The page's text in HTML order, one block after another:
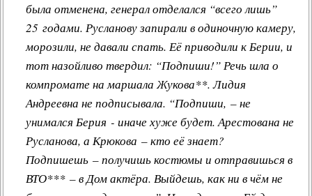
была отменена, генерал отделался “всего лишь”
25 годами. Русланову запирали в одиночную камеру,
морозили, не давали спать. Её приводили к Берии, и
тот назойливо твердил: “Подпиши!” Речь шла о
компромате на маршала Жукова**. Лидия
Андреевна не подписывала. “Подпиши, – не
унимался Берия - иначе хуже будет. Арестована не
Русланова, а Крюкова – кто её знает?
Подпишешь – получишь костюмы и отправишься в
ВТО*** – в Дом актёра. Выйдешь, как ни в чём не